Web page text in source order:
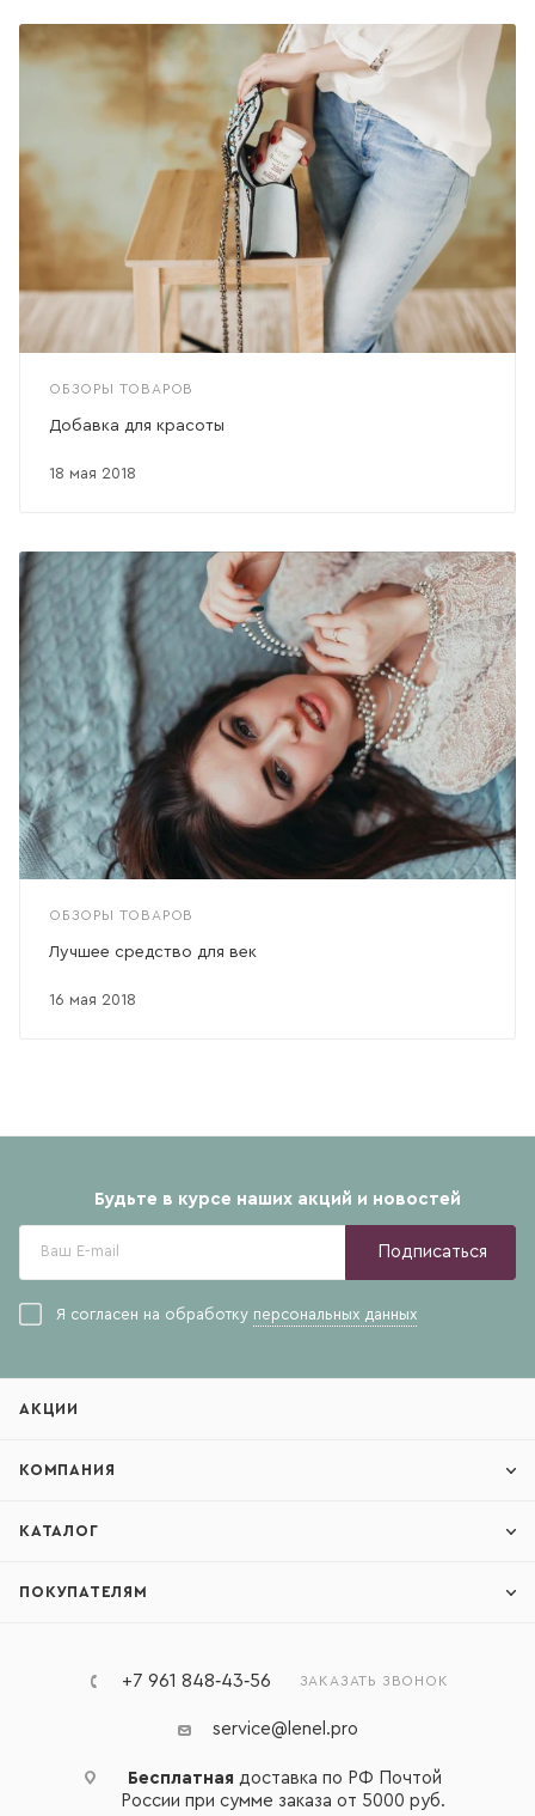
ОБЗОРЫ ТОВАРОВ
18 мая 2018
Добавка для красоты
ОБЗОРЫ ТОВАРОВ
16 мая 2018
Лучшее средство для век
Будьте в курсе наших акций и новостей
Подписаться
Я согласен на обработку персональных данных
АКЦИИ
КОМПАНИЯ
КАТАЛОГ
ПОКУПАТЕЛЯМ
+7 961 848‑43‑56 ЗАКАЗАТЬ ЗВОНОК
service@lenel.pro
Бесплатная доставка по РФ Почтой
России при сумме заказа от 5000 руб.